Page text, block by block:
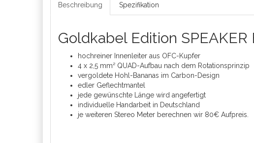
Beschreibung Spezifikation
Goldkabel Edition
hochreiner Innenleiter aus OFC-Kupfer
4 x 2,5 mm² QUAD-Aufbau nach dem Rotationsprinzip
vergoldete Hohl-Bananas im Carbon-Design
edler Geflechtmantel
jede gewünschte Länge wird angefertigt
individuelle Handarbeit in Deutschland
je weiteren Stereo Meter berechnen wir 80€ Aufpreis.